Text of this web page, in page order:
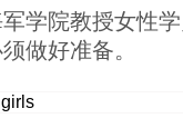
学院教授女性
做好准备。